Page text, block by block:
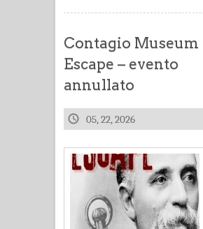
Contagio Museum
Escape – evento
annullato
05, 22, 2026